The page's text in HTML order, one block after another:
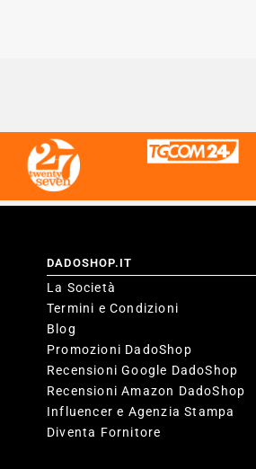
DADOSHOP.IT
La Società
Termini e Condizioni
Blog
Promozioni DadoShop
Recensioni Google DadoShop
Recensioni Amazon DadoShop
Influencer e Agenzia Stampa
Diventa Fornitore